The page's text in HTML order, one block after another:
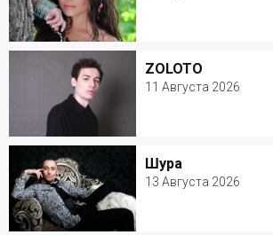
9 Августа 2026
Ресторан Petter
Популярная музыка
ZOLOTO
11 Августа 2026
ZOLOTO
11 Августа 2026
Дизайн-завод Флакон
Популярная музыка
Шура
13 Августа 2026
Шура
13 Августа 2026